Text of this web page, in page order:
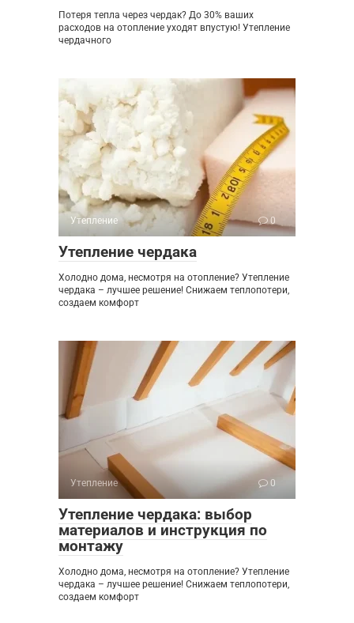
Потеря тепла через чердак? До 30% ваших
расходов на отопление уходят впустую! Утепление
чердачного
Утепление 0
Утепление чердака
Холодно дома, несмотря на отопление? Утепление
чердака – лучшее решение! Снижаем теплопотери,
создаем комфорт
Утепление 0
Утепление чердака: выбор
материалов и инструкция по
монтажу
Холодно дома, несмотря на отопление? Утепление
чердака – лучшее решение! Снижаем теплопотери,
создаем комфорт